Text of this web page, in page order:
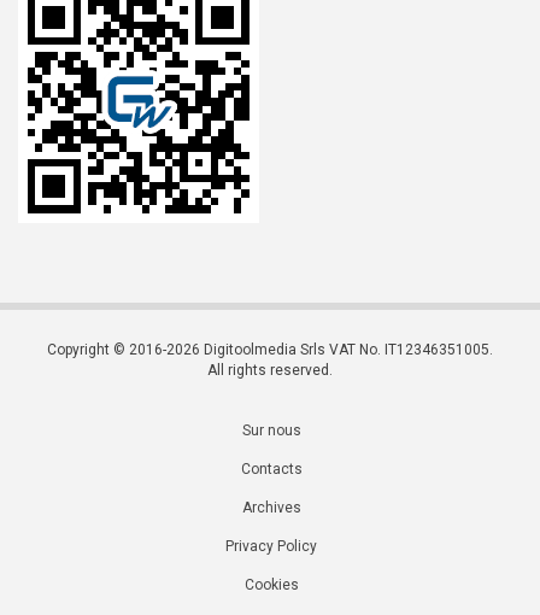
Copyright © 2016-2026 Digitoolmedia Srls VAT No. IT12346351005.
All rights reserved.
Sur nous
Contacts
Archives
Privacy Policy
Cookies